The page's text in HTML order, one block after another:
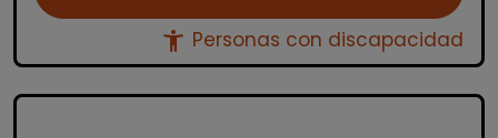
accessibility_new Personas con discapacidad